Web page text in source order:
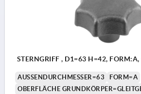
STERNGRIFF , D1=63 H=42, FORM:A,
AUSSENDURCHMESSER=63
FORM=A
OBERFLÄCHE